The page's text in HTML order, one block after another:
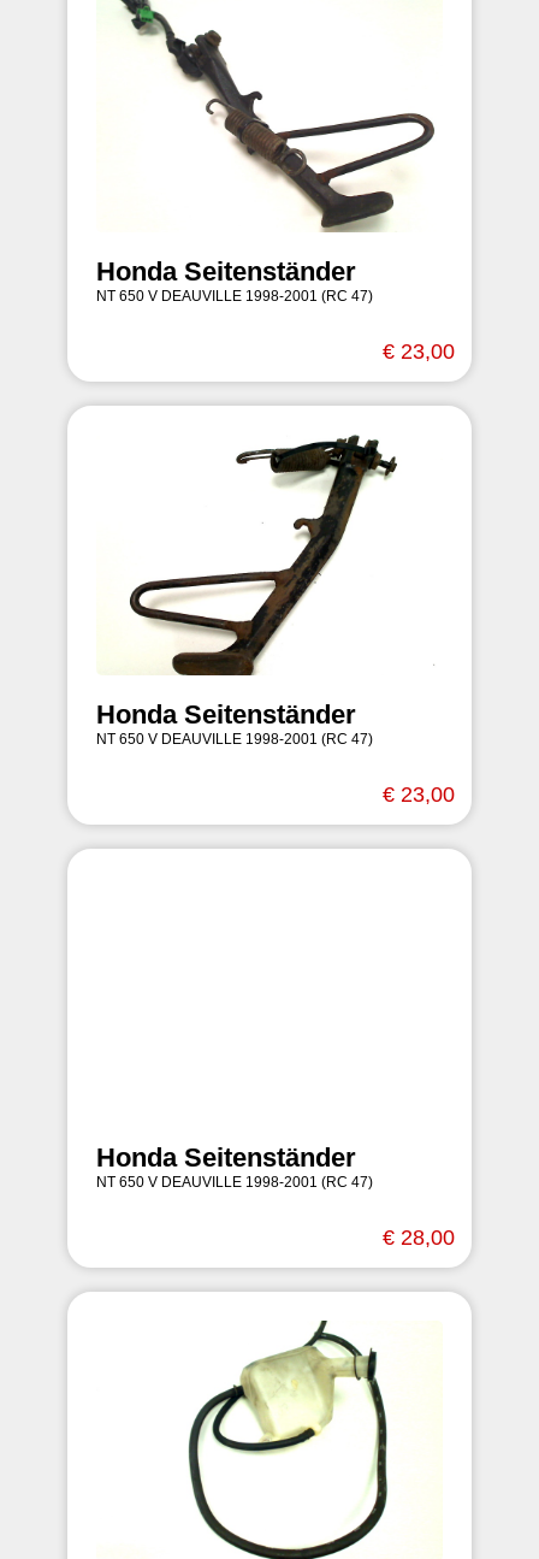
Honda Seitenständer
NT 650 V DEAUVILLE 1998-2001 (RC 47)
€ 23,00
Honda Seitenständer
NT 650 V DEAUVILLE 1998-2001 (RC 47)
€ 23,00
Honda Seitenständer
NT 650 V DEAUVILLE 1998-2001 (RC 47)
€ 28,00